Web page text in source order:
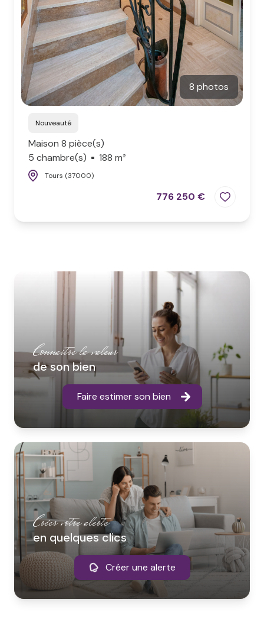
8 photos
Nouveauté
Maison 8 pièce(s)
5 chambre(s)
188 m²
Tours (37000)
776 250 €
Connaitre la valeur
de son bien
Faire estimer son bien
Créer votre alerte
en quelques clics
Créer une alerte